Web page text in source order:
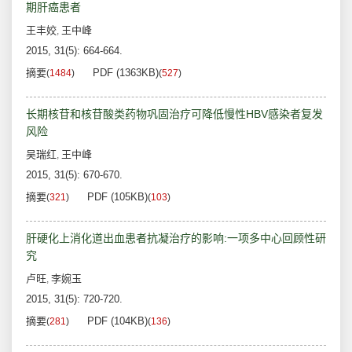
期肝癌患者
王丰姣, 王中峰
2015, 31(5): 664-664.
摘要(1484) PDF (1363KB)(527)
长期核苷和核苷酸类药物巩固治疗可降低慢性HBV感染者复发
风险
吴瑞红, 王中峰
2015, 31(5): 670-670.
摘要(321) PDF (105KB)(103)
肝硬化上消化道出血患者抗凝治疗的影响:一项多中心回顾性研
究
卢旺, 李婉玉
2015, 31(5): 720-720.
摘要(281) PDF (104KB)(136)